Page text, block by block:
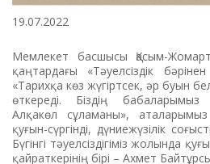
19.07.2022
Мемлекет басшысы Қасым-
қаңтардағы «Тәуелсіздік
«Тарихқа көз жүгіртсек, әр буын
өткереді. Біздің
Алқакөл сұламаны»,
қуғын-сүргінді, дүниежүзілік
Бүгінгі тәуелсіздігіміз жолында
қайраткерінің бірі – Ахмет